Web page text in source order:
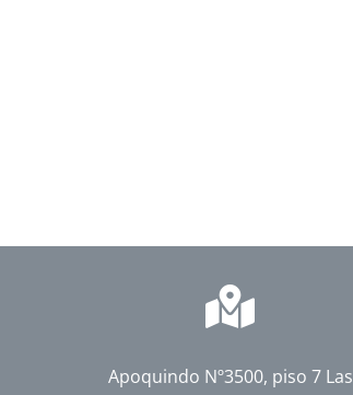
Apoquindo Nº3500, piso 7 Las